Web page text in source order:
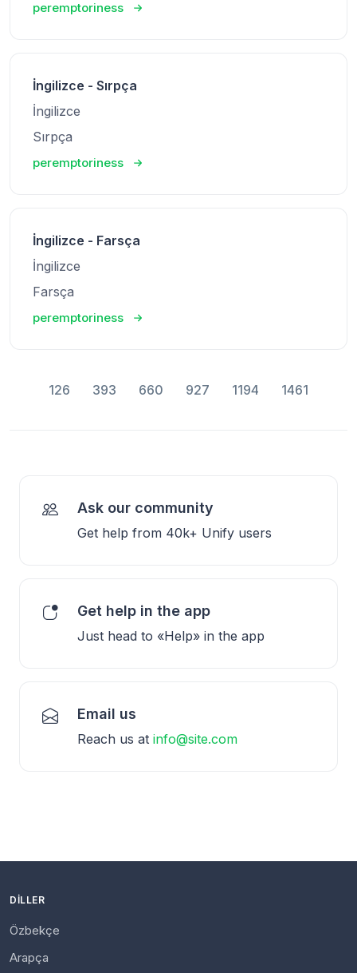
peremptoriness
İngilizce - Sırpça
İngilizce
Sırpça
peremptoriness
İngilizce - Farsça
İngilizce
Farsça
peremptoriness
126 393 660 927 1194 1461
Ask our community
Get help from 40k+ Unify users
Get help in the app
Just head to «Help» in the app
Email us
Reach us at info@site.com
DILLER
Özbekçe
Arapça